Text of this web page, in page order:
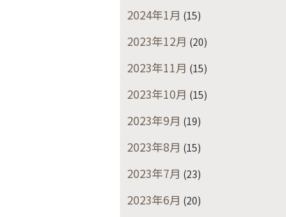
2024年1月 (15)
2023年12月 (20)
2023年11月 (15)
2023年10月 (15)
2023年9月 (19)
2023年8月 (15)
2023年7月 (23)
2023年6月 (20)